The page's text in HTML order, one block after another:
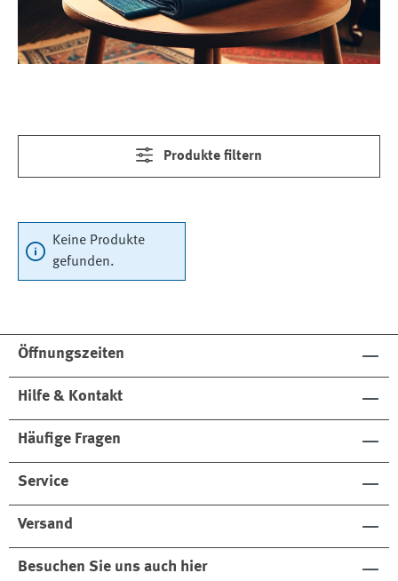
Produkte filtern
Keine Produkte
gefunden.
Öffnungszeiten
Hilfe & Kontakt
Häufige Fragen
Service
Versand
Besuchen Sie uns auch hier